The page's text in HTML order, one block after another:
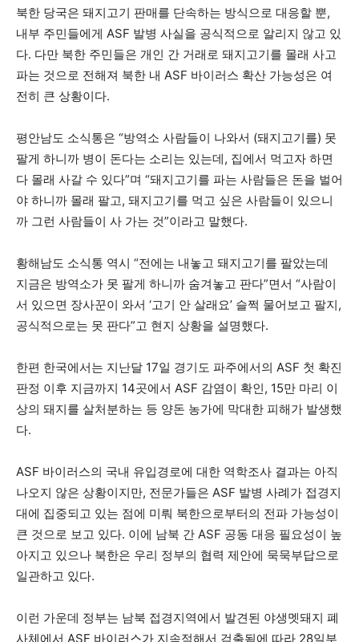
북한 당국은 돼지고기 판매를 단속하는 방식으로 대응할 뿐,
내부 주민들에게 ASF 발병 사실을 공식적으로 알리지 않고 있
다. 다만 북한 주민들은 개인 간 거래로 돼지고기를 몰래 사고
파는 것으로 전해져 북한 내 ASF 바이러스 확산 가능성은 여
전히 큰 상황이다.
평안남도 소식통은 “방역소 사람들이 나와서 (돼지고기를) 못
팔게 하니까 병이 돈다는 소리는 있는데, 집에서 먹고자 하면
다 몰래 사갈 수 있다”며 “돼지고기를 파는 사람들은 돈을 벌어
야 하니까 몰래 팔고, 돼지고기를 먹고 싶은 사람들이 있으니
까 그런 사람들이 사 가는 것”이라고 말했다.
황해남도 소식통 역시 “전에는 내놓고 돼지고기를 팔았는데
지금은 방역소가 못 팔게 하니까 숨겨놓고 판다”면서 “사람이
서 있으면 장사꾼이 와서 ‘고기 안 살래요’ 슬쩍 물어보고 팔지,
공식적으로는 못 판다”고 현지 상황을 설명했다.
한편 한국에서는 지난달 17일 경기도 파주에서의 ASF 첫 확진
판정 이후 지금까지 14곳에서 ASF 감염이 확인, 15만 마리 이
상의 돼지를 살처분하는 등 양돈 농가에 막대한 피해가 발생했
다.
ASF 바이러스의 국내 유입경로에 대한 역학조사 결과는 아직
나오지 않은 상황이지만, 전문가들은 ASF 발병 사례가 접경지
대에 집중되고 있는 점에 미뤄 북한으로부터의 전파 가능성이
큰 것으로 보고 있다. 이에 남북 간 ASF 공동 대응 필요성이 높
아지고 있으나 북한은 우리 정부의 협력 제안에 묵묵부답으로
일관하고 있다.
이런 가운데 정부는 남북 접경지역에서 발견된 야생멧돼지 폐
사체에서 ASF 바이러스가 지속적해서 검출됨에 따라 28일부